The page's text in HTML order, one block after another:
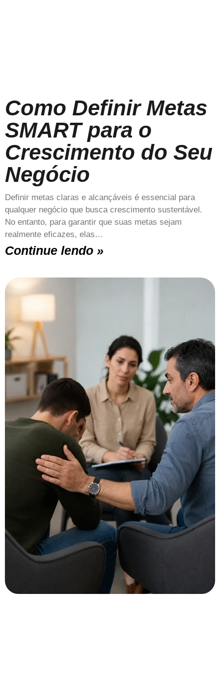
Como Definir Metas
SMART para o
Crescimento do Seu
Negócio
Definir metas claras e alcançáveis é essencial para
qualquer negócio que busca crescimento sustentável.
No entanto, para garantir que suas metas sejam
realmente eficazes, elas…
Continue lendo »